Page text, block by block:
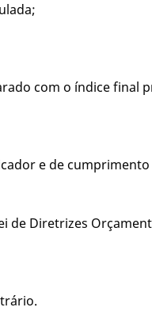
com o índice final
e de
de Diretrizes